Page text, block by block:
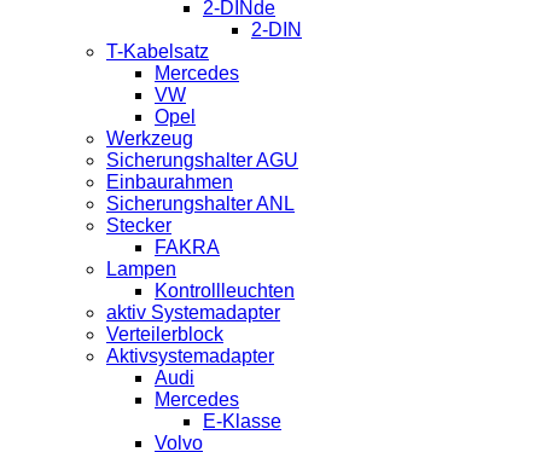
2-DINde
2-DIN
T-Kabelsatz
Mercedes
VW
Opel
Werkzeug
Sicherungshalter AGU
Einbaurahmen
Sicherungshalter ANL
Stecker
FAKRA
Lampen
Kontrollleuchten
aktiv Systemadapter
Verteilerblock
Aktivsystemadapter
Audi
Mercedes
E-Klasse
Volvo